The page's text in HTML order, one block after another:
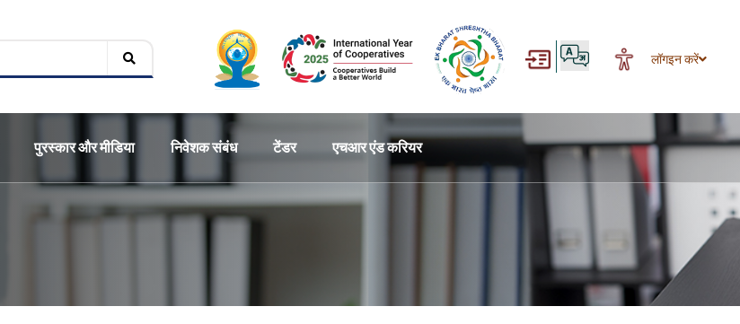
लॉगइन करें
पुरस्कार और मीडिया निवेशक संबंध टेंडर एचआर एंड करियर